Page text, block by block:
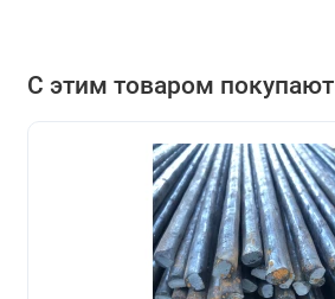
С этим товаром покупают